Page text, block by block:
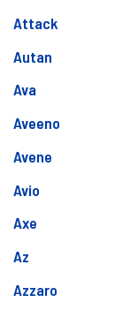
Attack
Autan
Ava
Aveeno
Avene
Avio
Axe
Az
Azzaro